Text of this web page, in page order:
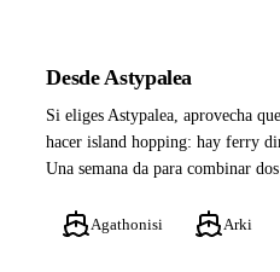
Desde Astypalea
Si eliges Astypalea, aprovecha
hacer island hopping: hay ferry
Una semana da para combinar
Agathonisi Arki